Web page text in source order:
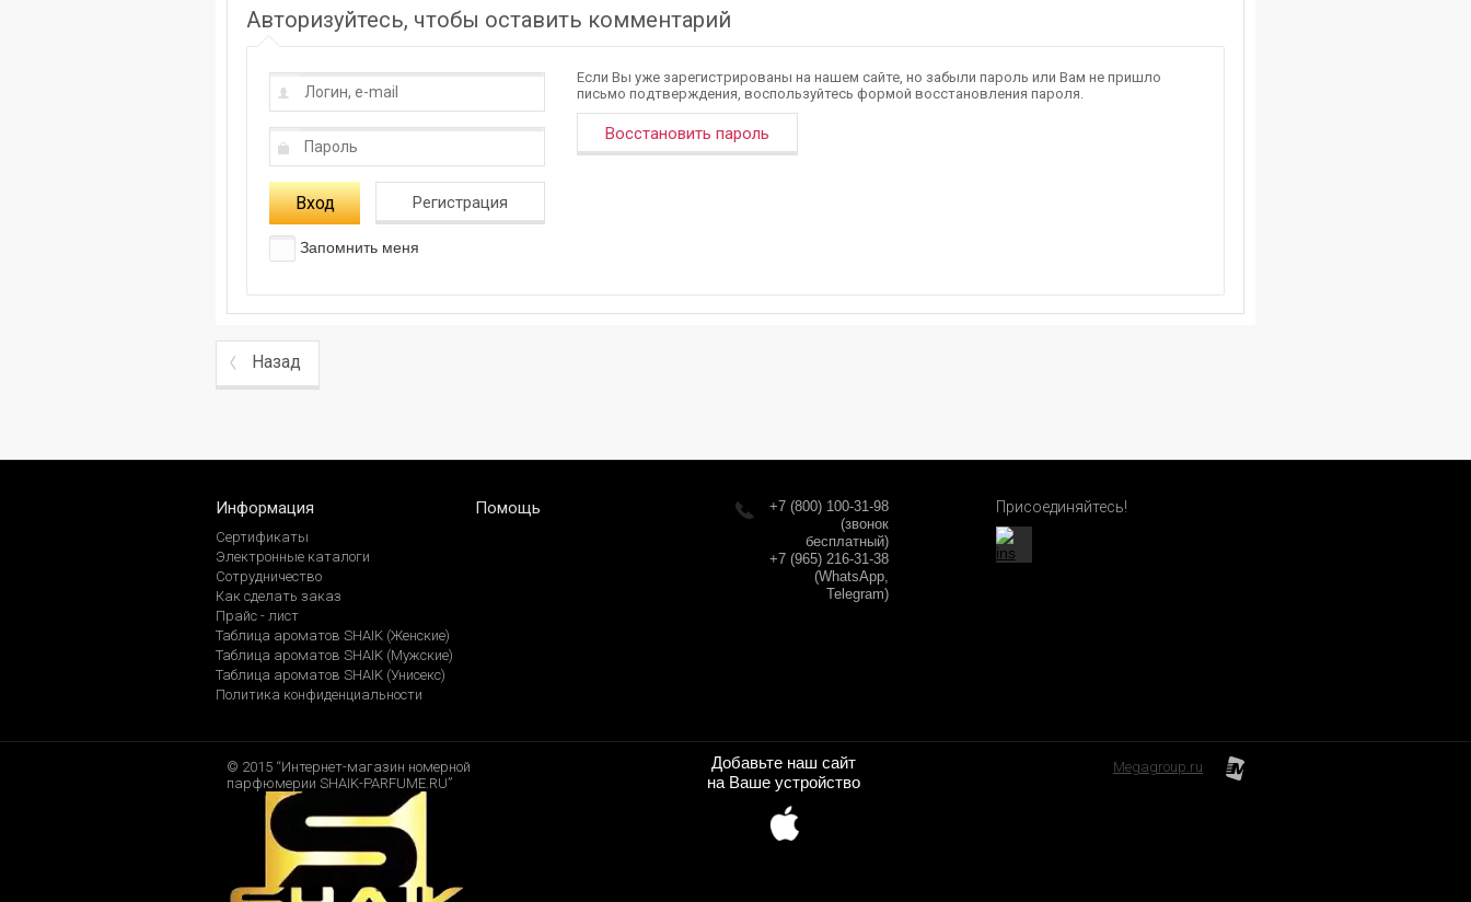
Авторизуйтесь, чтобы оставить комментарий
Вход Регистрация
Запомнить меня
Если Вы уже зарегистрированы на нашем сайте, но забыли пароль или Вам не пришло
письмо подтверждения, воспользуйтесь формой восстановления пароля.
Восстановить пароль
Назад
Информация
Сертификаты
Электронные каталоги
Сотрудничество
Как сделать заказ
Прайс - лист
Таблица ароматов SHAIK (Женские)
Таблица ароматов SHAIK (Мужские)
Таблица ароматов SHAIK (Унисекс)
Политика конфиденциальности
Помощь Присоединяйтесь!
+7 (800) 100-31-98
(звонок
бесплатный)
+7 (965) 216-31-38
(WhatsApp,
Telegram)
© 2015 “Интернет-магазин номерной
парфюмерии SHAIK-PARFUME.RU”
Добавьте наш сайт
на Ваше устройство
Megagroup.ru